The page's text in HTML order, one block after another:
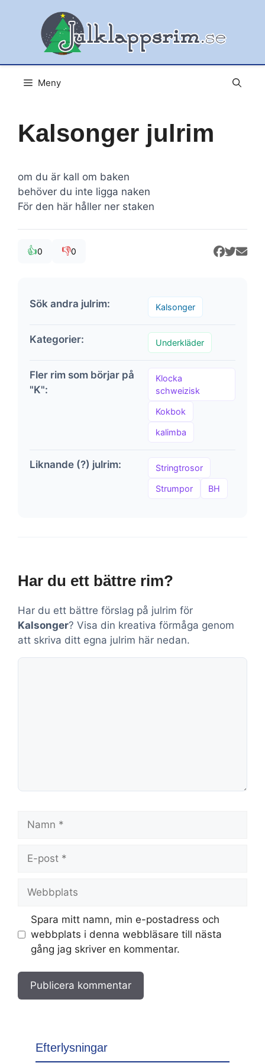
Meny
Kalsonger julrim
om du är kall om baken
behöver du inte ligga naken
För den här håller ner staken
👍0 👎0
Sök andra julrim: Kalsonger
Kategorier: Underkläder
Fler rim som börjar på
"K":
Klocka
schweizisk
Kokbok
kalimba
Liknande (?) julrim: Stringtrosor
Strumpor BH
Har du ett bättre rim?
Har du ett bättre förslag på julrim för
Kalsonger? Visa din kreativa förmåga genom
att skriva ditt egna julrim här nedan.
Kommentar
post
Spara mitt namn, min e-postadress och
webbplats i denna webbläsare till nästa
gång jag skriver en kommentar.
Efterlysningar